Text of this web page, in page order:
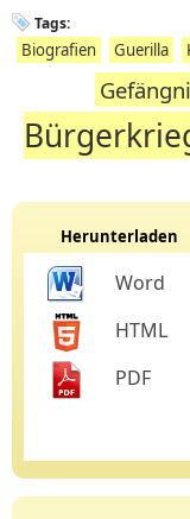
Tags:
Biografien Guerilla
Herunterladen
Word
HTML
PDF